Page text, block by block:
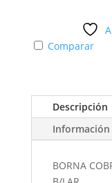
Comparar
Descripción
BORNA